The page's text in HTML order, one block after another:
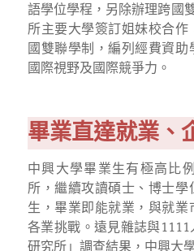
語學位學程，另除辦理跨國
所主要大學簽訂姐妹校合
國雙聯學制，編列經費資
國際視野及國際競爭力。
畢業直達就業、
中興大學畢業生有極高比
所，繼續攻讀碩士、博士
生，畢業即能就業，與就
各業挑戰。遠見雜誌與
研究所」調查結果，中興大